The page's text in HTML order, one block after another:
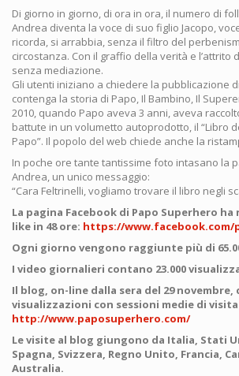
Di giorno in giorno, di ora in ora, il numero di
Andrea diventa la voce di suo figlio Jacopo,
ricorda, si arrabbia, senza il filtro del
circostanza. Con il graffio della verità e l’attrito
senza mediazione.
Gli utenti iniziano a chiedere la pubblicazione
contenga la storia di Papo, Il Bambino, Il
2010, quando Papo aveva 3 anni, aveva
battute in un volumetto autoprodotto, il “Libro
Papo”. Il popolo del web chiede anche la
In poche ore tante tantissime foto intasano la
Andrea, un unico messaggio:
“Cara Feltrinelli, vogliamo trovare il libro negli
La pagina Facebook di Papo Superhero ha
like in 48 ore: https://www.facebook.com/
Ogni giorno vengono raggiunte più di
I video giornalieri contano 23.000
Il blog, on-line dalla sera del 29 novembre,
visualizzazioni con sessioni medie di
http://www.paposuperhero.com/
Le visite al blog giungono da Italia, Stati
Spagna, Svizzera, Regno Unito, Francia,
Australia.